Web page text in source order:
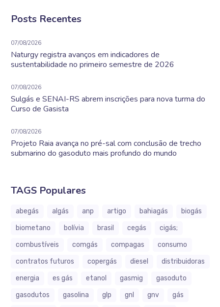
Posts Recentes
07/08/2026
Naturgy registra avanços em indicadores de
sustentabilidade no primeiro semestre de 2026
07/08/2026
Sulgás e SENAI-RS abrem inscrições para nova turma do
Curso de Gasista
07/08/2026
Projeto Raia avança no pré-sal com conclusão de trecho
submarino do gasoduto mais profundo do mundo
TAGS Populares
abegás algás anp artigo bahiagás
biogás
biometano
bolívia brasil cegás
cigás;
combustíveis
comgás compagas
consumo
contratos futuros
copergás diesel
distribuidoras
energia
es gás etanol gasmig
gasoduto
gasodutos
gasolina glp gnl gnv
gás